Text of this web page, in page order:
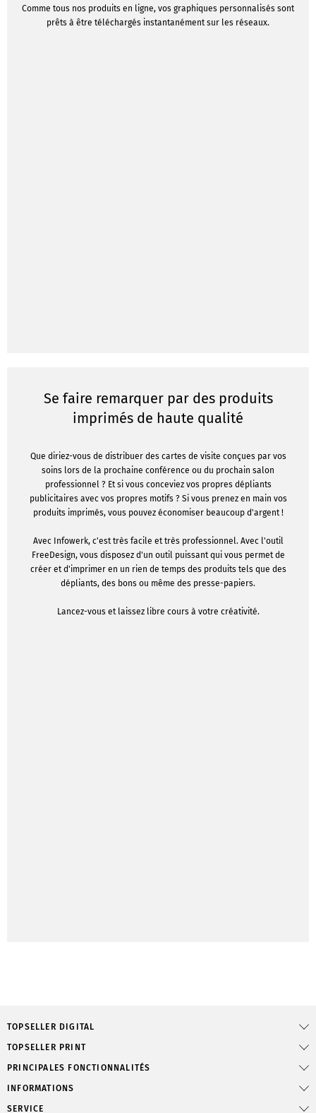
Comme tous nos produits en ligne, vos graphiques personnalisés sont
prêts à être téléchargés instantanément sur les réseaux.
Se faire remarquer par des produits
imprimés de haute qualité
Que diriez-vous de distribuer des cartes de visite conçues par vos
soins lors de la prochaine conférence ou du prochain salon
professionnel ? Et si vous conceviez vos propres dépliants
publicitaires avec vos propres motifs ? Si vous prenez en main vos
produits imprimés, vous pouvez économiser beaucoup d'argent !
Avec Infowerk, c'est très facile et très professionnel. Avec l'outil
FreeDesign, vous disposez d'un outil puissant qui vous permet de
créer et d'imprimer en un rien de temps des produits tels que des
dépliants, des bons ou même des presse-papiers.
Lancez-vous et laissez libre cours à votre créativité.
TOPSELLER DIGITAL
TOPSELLER PRINT
PRINCIPALES FONCTIONNALITÉS
INFORMATIONS
SERVICE